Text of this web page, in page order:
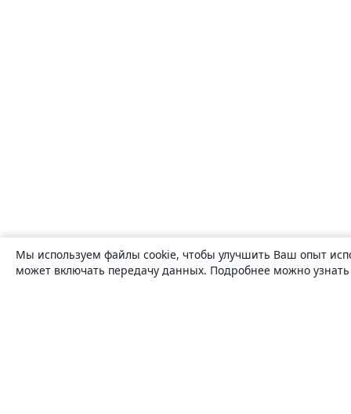
Мы используем файлы cookie, чтобы улучшить Ваш опыт
может включать передачу данных. Подробнее можно